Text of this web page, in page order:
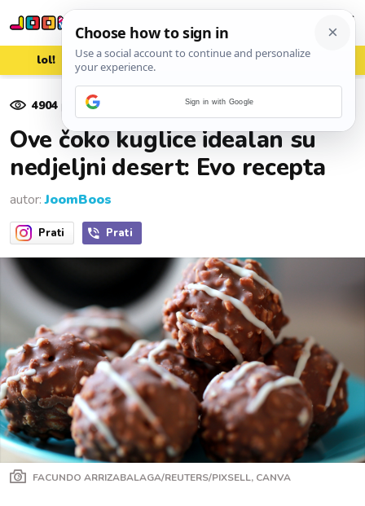
lol! aww vrh! woot?!
4904 pregleda
Ove čoko kuglice idealan su
nedjeljni desert: Evo recepta
autor:JoomBoos
Prati Prati
FACUNDO ARRIZABALAGA/REUTERS/PIXSELL, CANVA
Sign in with Google